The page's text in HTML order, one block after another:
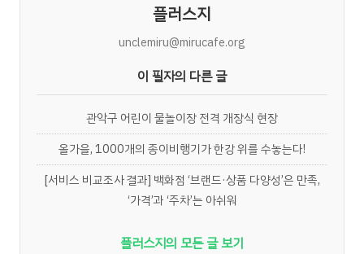
플러스지
unclemiru@mirucafe.org
이 필자의 다른 글
관악구 어린이 물놀이장 전격 개장식 현장
올가을, 1000개의 종이비행기가 한강 위를 수놓는다!
[서비스 비교조사 결과] 백화점 ‘브랜드·상품 다양성’은 만족,
‘가격’과 ‘주차’는 아쉬워
플러스지의 모든 글 보기